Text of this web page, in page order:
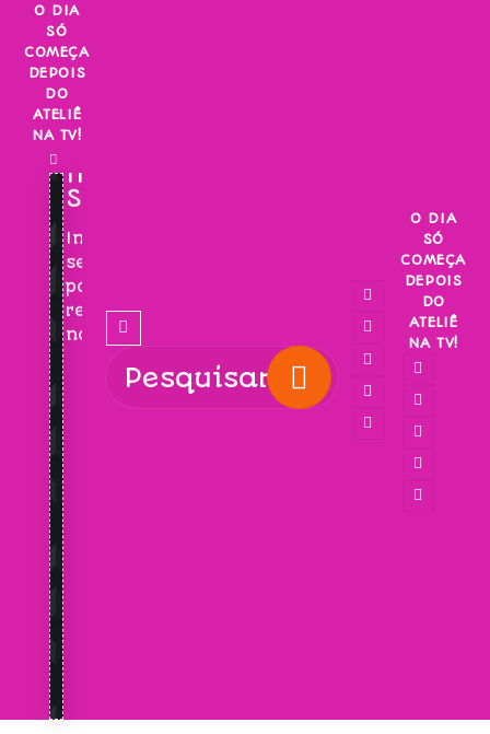
Skip
content
O DIA
SÓ
COMEÇA
DEPOIS
DO
ATELIÊ
NA TV!
INSCREVA-
SE!
Inscreva-
se
para
receber
novidades!
O DIA
SÓ
COMEÇA
DEPOIS
DO
ATELIÊ
NA TV!